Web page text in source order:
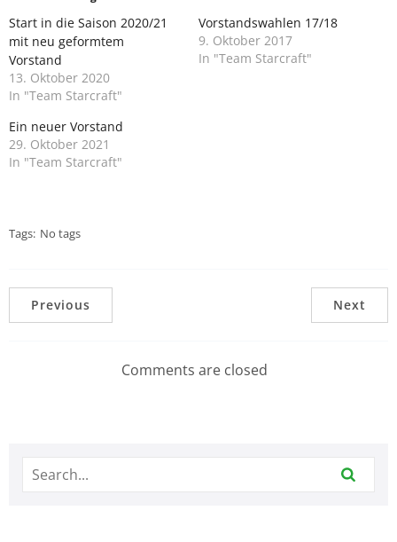
Start in die Saison 2020/21
mit neu geformtem
Vorstand
13. Oktober 2020
In "Team Starcraft"
Vorstandswahlen 17/18
9. Oktober 2017
In "Team Starcraft"
Ein neuer Vorstand
29. Oktober 2021
In "Team Starcraft"
Tags: No tags
Previous Next
Comments are closed